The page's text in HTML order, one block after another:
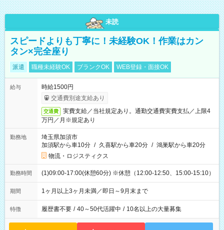
未読
スピードよりも丁寧に！未経験OK！作業はカン
タン×完全座り
派遣 職種未経験OK ブランクOK WEB登録・面接OK
給与
時給1500円
交通費別途支給あり
交通費
実費支給／当社規定あり。通勤交通費実費支払／上限4
万円／月※規定あり
勤務地
埼玉県加須市
加須駅から車10分 / 久喜駅から車20分 / 鴻巣駅から車20分
物流・ロジスティクス
勤務時間 (1)09:00-17:00(休憩60分) ※休憩（12:00-12:50、15:00-15:10）
期間 1ヶ月以上3ヶ月未満／即日～9月末まで
特徴 履歴書不要 / 40～50代活躍中 / 10名以上の大量募集